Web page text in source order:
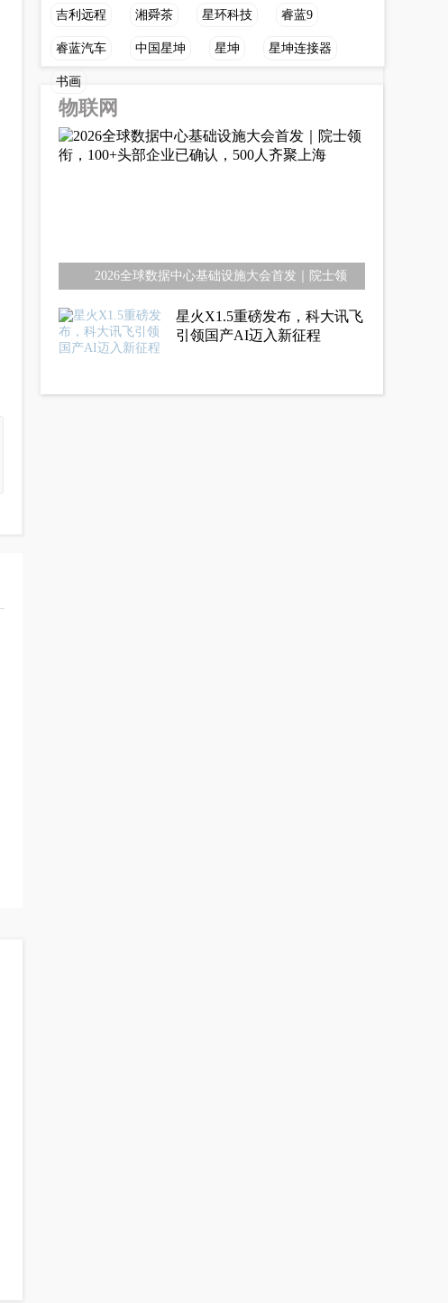
吉利远程 湘舜茶 星环科技 睿蓝9
睿蓝汽车 中国星坤 星坤 星坤连接器
书画
物联网
2026全球数据中心基础设施大会首发｜院士领
星火X1.5重磅发布，科大讯飞
引领国产AI迈入新征程